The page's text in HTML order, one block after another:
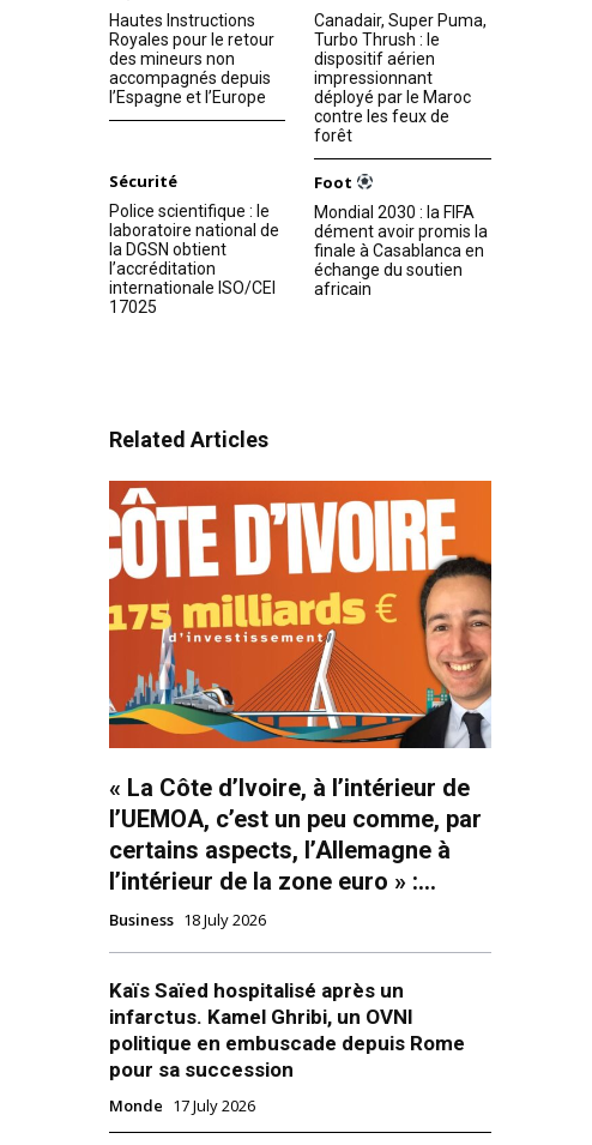
présidents ivoirien Alassane Ouattara
Hautes Instructions
Royales pour le retour
des mineurs non
accompagnés depuis
l’Espagne et l’Europe
Canadair, Super Puma,
Turbo Thrush : le
dispositif aérien
impressionnant
déployé par le Maroc
contre les feux de
forêt
Sécurité
Police scientifique : le
laboratoire national de
la DGSN obtient
l’accréditation
internationale ISO/CEI
17025
Foot
Mondial 2030 : la FIFA
dément avoir promis la
finale à Casablanca en
échange du soutien
africain
Related Articles
« La Côte d’Ivoire, à l’intérieur de
l’UEMOA, c’est un peu comme, par
certains aspects, l’Allemagne à
l’intérieur de la zone euro » :...
Business 18 July 2026
Kaïs Saïed hospitalisé après un
infarctus. Kamel Ghribi, un OVNI
politique en embuscade depuis Rome
pour sa succession
Monde 17 July 2026